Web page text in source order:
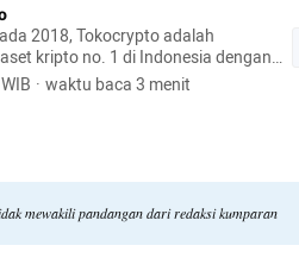
2018, Tokocrypto adalah
kripto no. 1 di Indonesia dengan
juta pengguna dan nilai rata-rata
· waktu baca 3 menit
mewakili pandangan dari redaksi kumparan